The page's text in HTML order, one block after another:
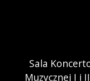
Sala
Muzycznej I i